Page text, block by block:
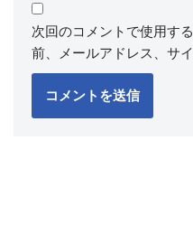
次回のコメントで使用す
前、メールアドレス、サ